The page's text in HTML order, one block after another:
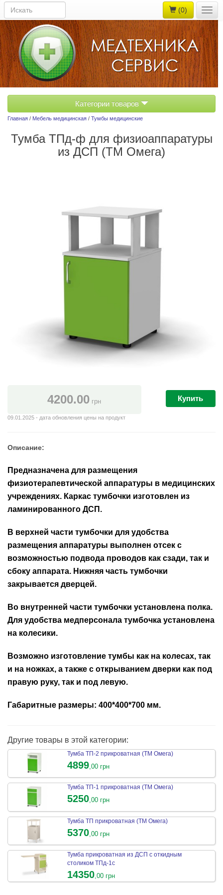
(0)
Категории товаров
Главная / Мебель медицинская / Тумбы медицинские
Тумба ТПд-ф для физиоаппаратуры
из ДСП (ТМ Омега)
4200.00 грн
09.01.2025 - дата обновления цены на продукт
Купить
Описание:
Предназначена для размещения
физиотерапевтической аппаратуры в медицинских
учреждениях. Каркас тумбочки изготовлен из
ламинированного ДСП.
В верхней части тумбочки для удобства
размещения аппаратуры выполнен отсек с
возможностью подвода проводов как сзади, так и
сбоку аппарата. Нижняя часть тумбочки
закрывается дверцей.
Во внутренней части тумбочки установлена полка.
Для удобства медперсонала тумбочка установлена
на колесики.
Возможно изготовление тумбы как на колесах, так
и на ножках, а также с открыванием дверки как под
правую руку, так и под левую.
Габаритные размеры: 400*400*700 мм.
Другие товары в этой категории:
Тумба ТП-2 прикроватная (ТМ Омега)
4899 ,00 грн
Тумба ТП-1 прикроватная (ТМ Омега)
5250,00 грн
Тумба ТП прикроватная (ТМ Омега)
5370 ,00 грн
Тумба прикроватная из ДСП с откидным
столиком ТПд-1с
14350,00 грн